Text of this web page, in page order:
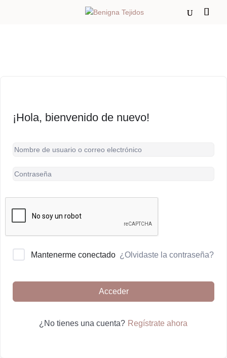
¡Hola, bienvenido de nuevo!
Mantenerme conectado ¿Olvidaste la contraseña?
Acceder
¿No tienes una cuenta? Regístrate ahora